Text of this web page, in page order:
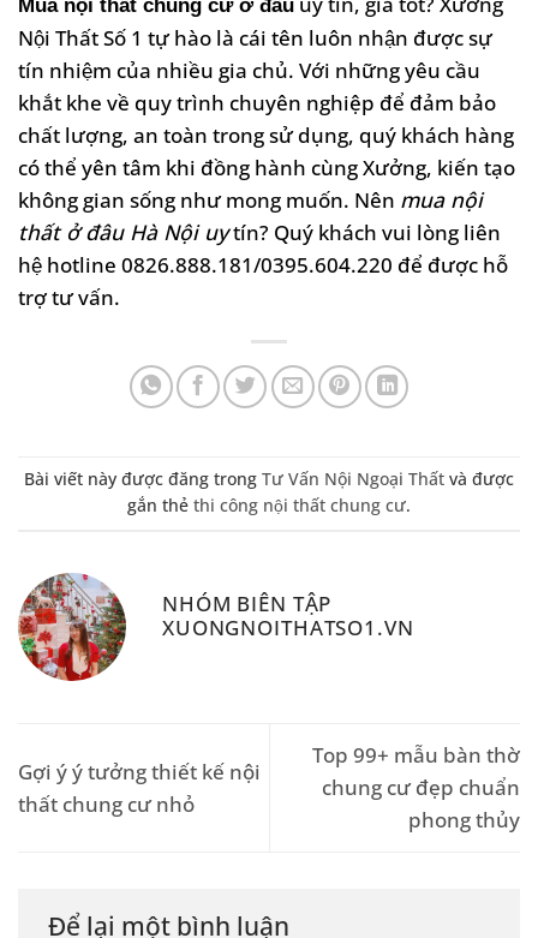
Nội Thất Số 1 tự hào là cái tên luôn nhận được sự
tín nhiệm của nhiều gia chủ. Với những yêu cầu
khắt khe về quy trình chuyên nghiệp để đảm bảo
chất lượng, an toàn trong sử dụng, quý khách hàng
có thể yên tâm khi đồng hành cùng Xưởng, kiến tạo
không gian sống như mong muốn. Nên mua nội
thất ở đâu Hà Nội uytín? Quý khách vui lòng liên
hệ hotline 0826.888.181/0395.604.220 để được hỗ
trợ tư vấn.
Bài viết này được đăng trong Tư Vấn Nội Ngoại Thất và được
gắn thẻ thi công nội thất chung cư.
NHÓM BIÊN TẬP
XUONGNOITHATSO1.VN
Gợi ý ý tưởng thiết kế nội
thất chung cư nhỏ
Top 99+ mẫu bàn thờ
chung cư đẹp chuẩn
phong thủy
Để lại một bình luận